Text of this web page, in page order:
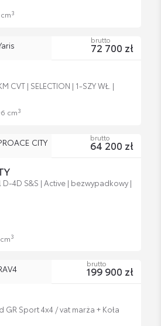
3
CVT | SELECTION | 1-SZY WŁ. |
cm3
brutto
72 700 zł
4D S&S | Active | bezwypadkowy |
3
brutto
64 200 zł
GR Sport 4x4 / vat marża + Koła
brutto
199 900 zł